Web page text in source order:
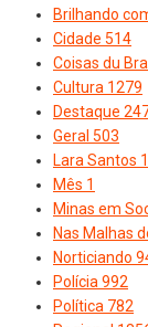
Brilhando
Cidade 514
Coisas du
Cultura 1279
Destaque
Geral 503
Lara Santos
Mês 1
Minas em
Nas Malhas
Norticiando
Polícia 992
Política 782